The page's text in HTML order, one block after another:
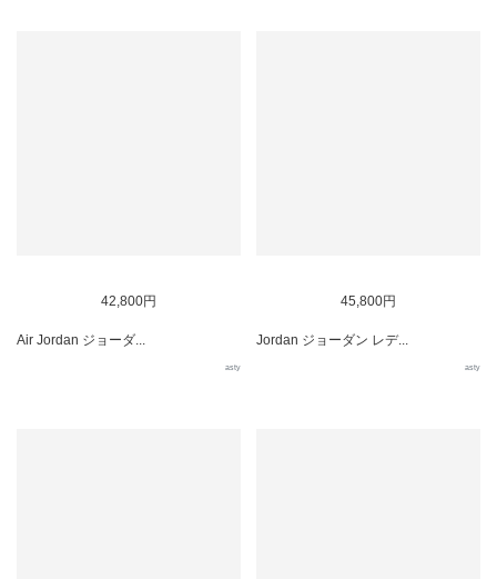
42,800円
Air Jordan ジョーダ...
asty
45,800円
Jordan ジョーダン レデ...
asty